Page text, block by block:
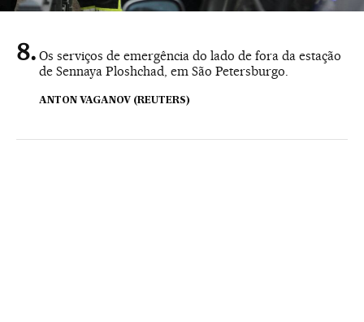
Os serviços de emergência do lado de fora da estação
de Sennaya Ploshchad, em São Petersburgo.
ANTON VAGANOV (REUTERS)